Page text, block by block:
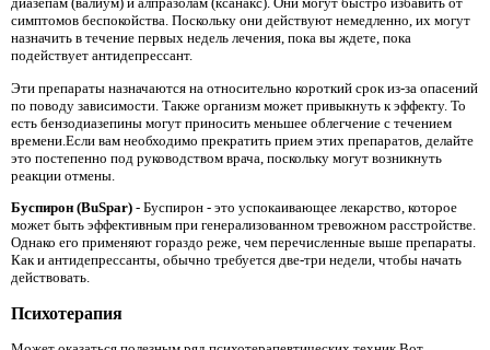
симптомов беспокойства. Поскольку они действуют немедленно, их могут
назначить в течение первых недель лечения, пока вы ждете, пока
подействует антидепрессант.
Эти препараты назначаются на относительно короткий срок из-за опасений
по поводу зависимости. Также организм может привыкнуть к эффекту. То
есть бензодиазепины могут приносить меньшее облегчение с течением
времени.Если вам необходимо прекратить прием этих препаратов, делайте
это постепенно под руководством врача, поскольку могут возникнуть
реакции отмены.
Буспирон (BuSpar) - Буспирон - это успокаивающее лекарство, которое
может быть эффективным при генерализованном тревожном расстройстве.
Однако его применяют гораздо реже, чем перечисленные выше препараты.
Как и антидепрессанты, обычно требуется две-три недели, чтобы начать
действовать.
Психотерапия